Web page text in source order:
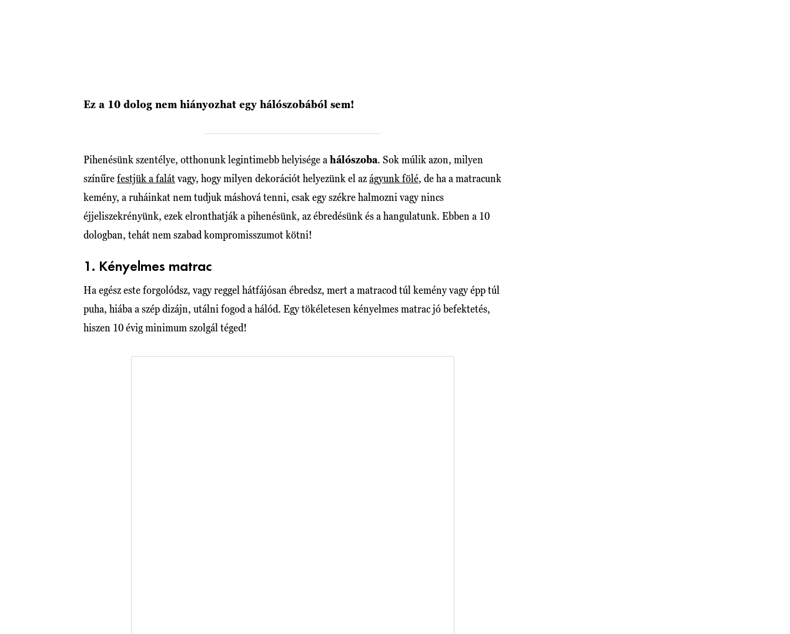
Ez a 10 dolog nem hiányozhat egy hálószobából sem!
Pihenésünk szentélye, otthonunk legintimebb helyisége a hálószoba. Sok múlik azon, milyen
színűrefestjük a falátvagy, hogy milyen dekorációt helyezünk el azágyunk fölé, de ha a matracunk
kemény, a ruháinkat nem tudjuk máshová tenni, csak egy székre halmozni vagy nincs
éjjeliszekrényünk, ezek elronthatják a pihenésünk, az ébredésünk és a hangulatunk. Ebben a 10
dologban, tehát nem szabad kompromisszumot kötni!
1. Kényelmes matrac
Ha egész este forgolódsz, vagy reggel hátfájósan ébredsz, mert a matracod túl kemény vagy épp túl
puha, hiába a szép dizájn, utálni fogod a hálód. Egy tökéletesen kényelmes matrac jó befektetés,
hiszen 10 évig minimum szolgál téged!